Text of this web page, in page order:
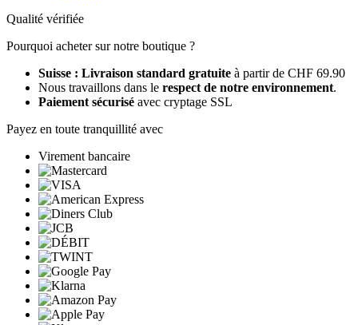
Qualité vérifiée
Pourquoi acheter sur notre boutique ?
Suisse : Livraison standard gratuite à partir de CHF 69.90
Nous travaillons dans le respect de notre environnement.
Paiement sécurisé avec cryptage SSL
Payez en toute tranquillité avec
Virement bancaire